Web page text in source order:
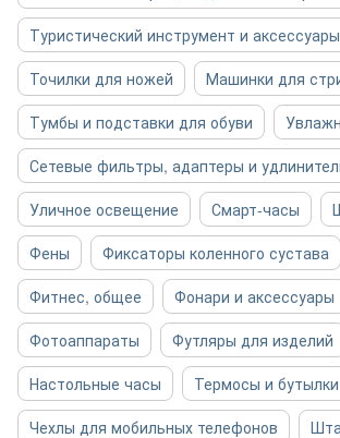
Туристический инструмент и аксессуары
Точилки для ножей
Машинки для
Тумбы и подставки для обуви
Сетевые фильтры, адаптеры и
Уличное освещение
Смарт-часы
Фены
Фиксаторы коленного сустава
Фитнес, общее
Фонари и аксессуары
Фотоаппараты
Футляры для изделий
Настольные часы
Термосы и бутылки
Чехлы для мобильных телефонов